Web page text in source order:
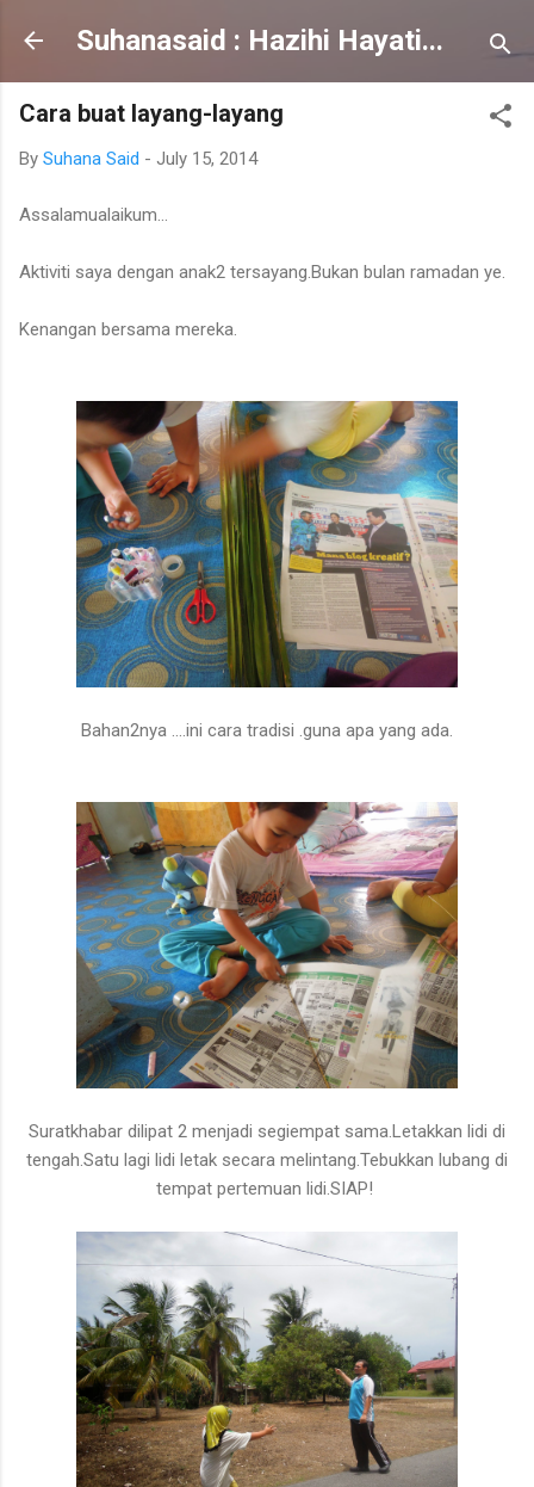
Skip to main content
Suhanasaid : Hazihi Hayati...
Cara buat layang-layang
By Suhana Said - July 15, 2014
Assalamualaikum...
Aktiviti saya dengan anak2 tersayang.Bukan bulan ramadan ye.
Kenangan bersama mereka.
Bahan2nya ....ini cara tradisi .guna apa yang ada.
Suratkhabar dilipat 2 menjadi segiempat sama.Letakkan lidi di
tengah.Satu lagi lidi letak secara melintang.Tebukkan lubang di
tempat pertemuan lidi.SIAP!